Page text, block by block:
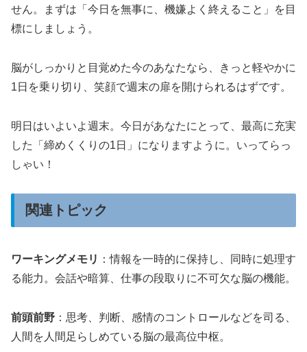
せん。まずは「今日を無事に、機嫌よく終えること」を目
標にしましょう。
脳がしっかりと目覚めた今のあなたなら、きっと軽やかに
1日を乗り切り、笑顔で週末の扉を開けられるはずです。
明日はいよいよ週末。今日があなたにとって、最高に充実
した「締めくくりの1日」になりますように。いってらっ
しゃい！
関連トピック
ワーキングメモリ ：情報を一時的に保持し、同時に処理す
る能力。会話や暗算、仕事の段取りに不可欠な脳の機能。
前頭前野 ：思考、判断、感情のコントロールなどを司る、
人間を人間足らしめている脳の最高位中枢。